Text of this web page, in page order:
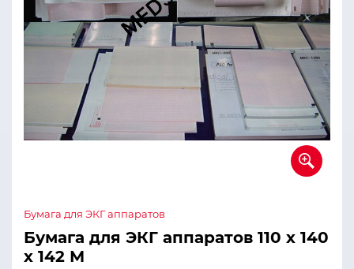
Бумага для ЭКГ аппаратов
Бумага для ЭКГ аппаратов 110 х 140
х 142 М